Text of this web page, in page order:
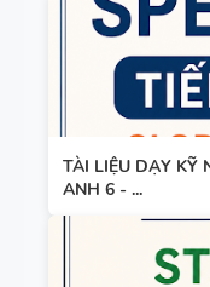
TÀI LIỆU DẠY KỸ
ANH 6 - ...